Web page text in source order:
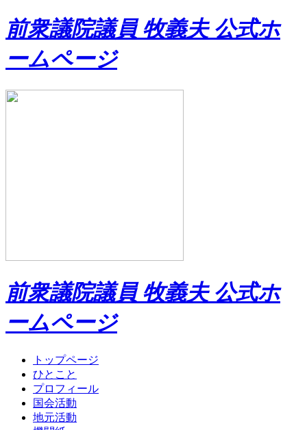
前衆議院議員 牧義夫 公式ホ
ームページ
前衆議院議員 牧義夫 公式ホ
ームページ
トップページ
ひとこと
プロフィール
国会活動
地元活動